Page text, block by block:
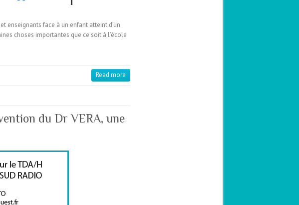
enseignants face à un enfant atteint d’un
choses importantes que ce soit à l’école
Read more
du Dr VERA, une